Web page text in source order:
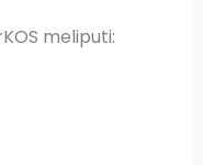
meliputi: